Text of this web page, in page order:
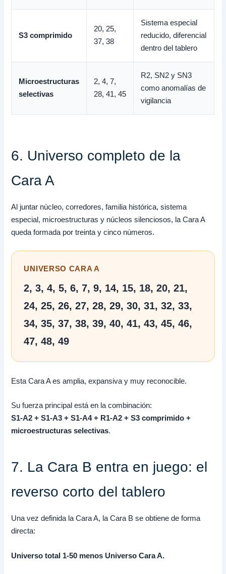
S3 comprimido
20, 25,
37, 38
Sistema especial
reducido, diferencial
dentro del tablero
Microestructuras
selectivas
2, 4, 7,
28, 41, 45
R2, SN2 y SN3
como anomalías de
vigilancia
6. Universo completo de la
Cara A
Al juntar núcleo, corredores, familia histórica, sistema
especial, microestructuras y núcleos silenciosos, la Cara A
queda formada por treinta y cinco números.
UNIVERSO CARA A
2, 3, 4, 5, 6, 7, 9, 14, 15, 18, 20, 21,
24, 25, 26, 27, 28, 29, 30, 31, 32, 33,
34, 35, 37, 38, 39, 40, 41, 43, 45, 46,
47, 48, 49
Esta Cara A es amplia, expansiva y muy reconocible.
Su fuerza principal está en la combinación:
S1-A2 + S1-A3 + S1-A4 + R1-A2 + S3 comprimido +
microestructuras selectivas.
7. La Cara B entra en juego: el
reverso corto del tablero
Una vez definida la Cara A, la Cara B se obtiene de forma
directa:
Universo total 1-50 menos Universo Cara A.